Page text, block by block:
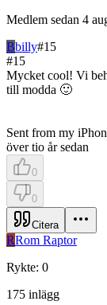
Medlem sedan 4
Bbilly#15
#15
Mycket cool! Vi
till modda 🙂
Sent from my
över tio år sedan
0
0
Citera
RRom Raptor
Rykte: 0
175 inlägg